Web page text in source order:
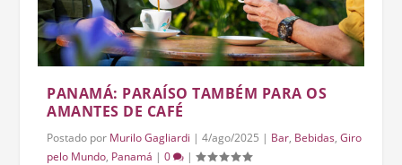
PANAMÁ: PARAÍSO TAMBÉM PARA OS
AMANTES DE CAFÉ
Postado por Murilo Gagliardi |4/ago/2025 | Bar, Bebidas,Giro
pelo Mundo, Panamá |0 |